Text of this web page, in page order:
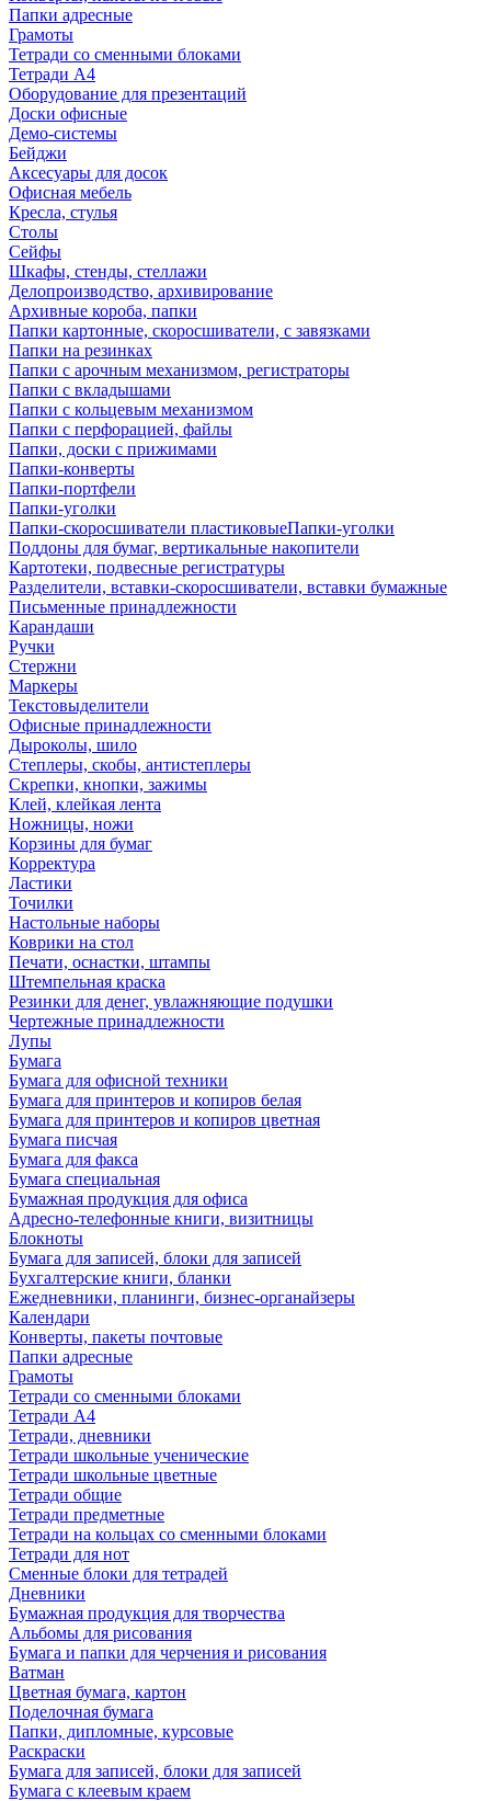
Папки адресные
Грамоты
Тетради со сменными блоками
Тетради А4
Оборудование для презентаций
Доски офисные
Демо-системы
Бейджи
Аксесуары для досок
Офисная мебель
Кресла, стулья
Столы
Сейфы
Шкафы, стенды, стеллажи
Делопроизводство, архивирование
Архивные короба, папки
Папки картонные, скоросшиватели, с завязками
Папки на резинках
Папки с арочным механизмом, регистраторы
Папки с вкладышами
Папки с кольцевым механизмом
Папки с перфорацией, файлы
Папки, доски с прижимами
Папки-конверты
Папки-портфели
Папки-уголки
Папки-скоросшиватели пластиковыеПапки-уголки
Поддоны для бумаг, вертикальные накопители
Картотеки, подвесные регистратуры
Разделители, вставки-скоросшиватели, вставки бумажные
Письменные принадлежности
Карандаши
Ручки
Стержни
Маркеры
Текстовыделители
Офисные принадлежности
Дыроколы, шило
Степлеры, скобы, антистеплеры
Скрепки, кнопки, зажимы
Клей, клейкая лента
Ножницы, ножи
Корзины для бумаг
Корректура
Ластики
Точилки
Настольные наборы
Коврики на стол
Печати, оснастки, штампы
Штемпельная краска
Резинки для денег, увлажняющие подушки
Чертежные принадлежности
Лупы
Бумага
Бумага для офисной техники
Бумага для принтеров и копиров белая
Бумага для принтеров и копиров цветная
Бумага писчая
Бумага для факса
Бумага специальная
Бумажная продукция для офиса
Адресно-телефонные книги, визитницы
Блокноты
Бумага для записей, блоки для записей
Бухгалтерские книги, бланки
Ежедневники, планинги, бизнес-органайзеры
Календари
Конверты, пакеты почтовые
Папки адресные
Грамоты
Тетради со сменными блоками
Тетради А4
Тетради, дневники
Тетради школьные ученические
Тетради школьные цветные
Тетради общие
Тетради предметные
Тетради на кольцах со сменными блоками
Тетради для нот
Сменные блоки для тетрадей
Дневники
Бумажная продукция для творчества
Альбомы для рисования
Бумага и папки для черчения и рисования
Ватман
Цветная бумага, картон
Поделочная бумага
Папки, дипломные, курсовые
Раскраски
Бумага для записей, блоки для записей
Бумага с клеевым краем